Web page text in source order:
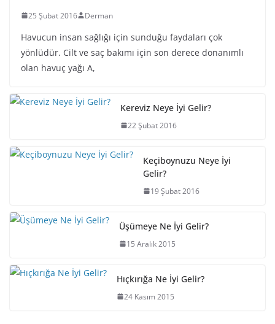
25 Şubat 2016 Derman
Havucun insan sağlığı için sunduğu faydaları çok
yönlüdür. Cilt ve saç bakımı için son derece donanımlı
olan havuç yağı A,
Kereviz Neye İyi Gelir?
22 Şubat 2016
Keçiboynuzu Neye İyi
Gelir?
19 Şubat 2016
Üşümeye Ne İyi Gelir?
15 Aralık 2015
Hıçkırığa Ne İyi Gelir?
24 Kasım 2015